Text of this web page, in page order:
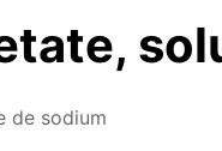
de sodium